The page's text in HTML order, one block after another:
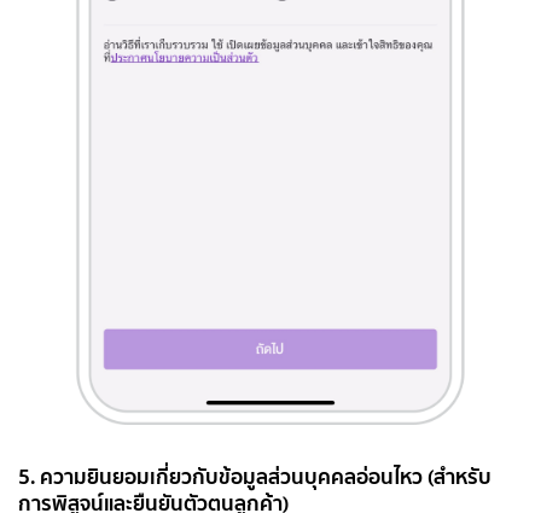
5. ความยินยอมเกี่ยวกับข้อมูลส่วนบุคคลอ่อนไหว (สำหรับ
การพิสูจน์และยืนยันตัวตนลูกค้า)